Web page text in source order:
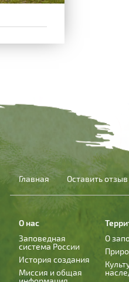
Главная Оставить отзыв
О нас
Заповедная
система России
История создания
Миссия и общая
О